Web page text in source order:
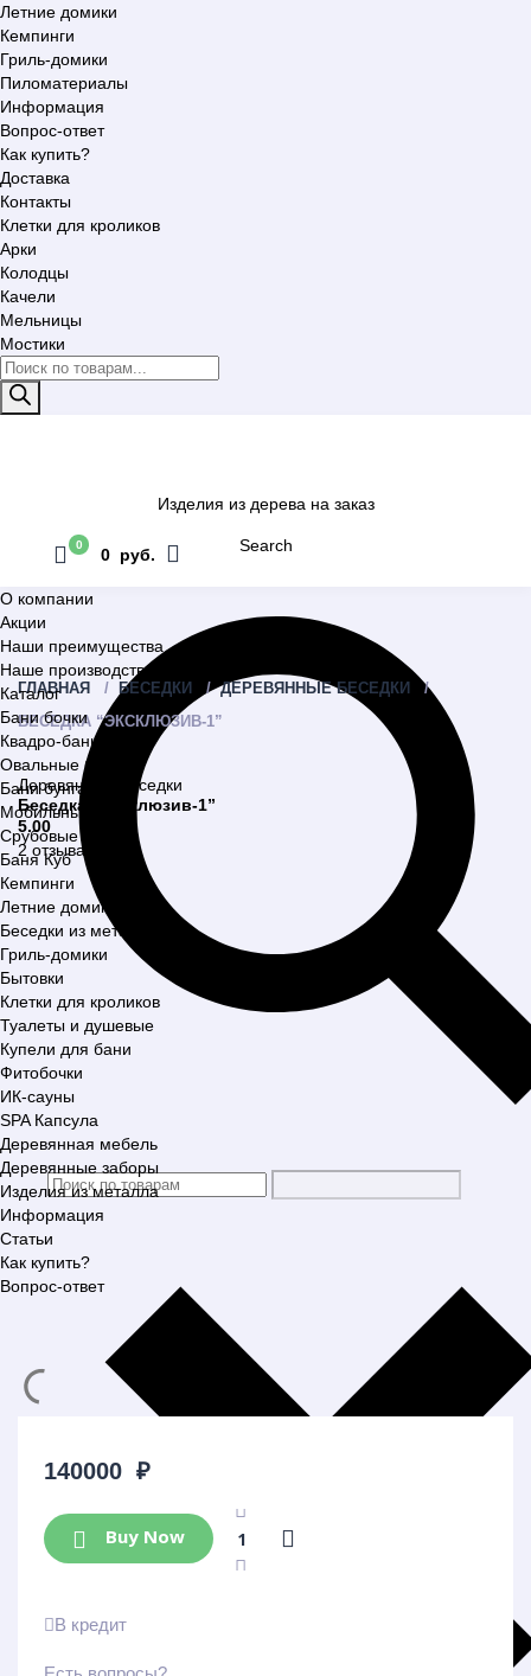
Летние домики
Кемпинги
Гриль-домики
Пиломатериалы
Информация
Вопрос-ответ
Как купить?
Доставка
Контакты
Клетки для кроликов
Арки
Колодцы
Качели
Мельницы
Мостики
Поиск
товаров
Изделия из дерева на заказ
Search
0
0 руб.
О компании
Акции
Наши преимущества
Наше производство
Каталог
Бани бочки
Квадро-бани
Овальные бани
Бани бунгало
Мобильные бани
Срубовые бани
Баня Куб
Кемпинги
Летние домики
Беседки из металла
Гриль-домики
Бытовки
Клетки для кроликов
Туалеты и душевые
Купели для бани
Фитобочки
ИК-сауны
SPA Капсула
Деревянная мебель
Деревянные заборы
Изделия из металла
Информация
Статьи
Как купить?
Вопрос-ответ
ГЛАВНАЯ БЕСЕДКИ
ДЕРЕВЯННЫЕ БЕСЕДКИ
БЕСЕДКА “ЭКСКЛЮЗИВ-1”
Деревянные беседки
Беседка “Эксклюзив-1”
5.00
2 отзыва
140000 ₽
Buy Now
В кредит